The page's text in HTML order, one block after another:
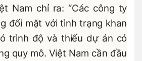
Nam chỉ ra: “Các công ty
đối mặt với tình trạng khan
trình độ và thiếu dự án có
quy mô. Việt Nam cần đầu